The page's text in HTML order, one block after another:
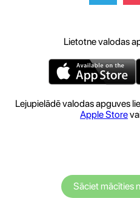
Lietotne valodas
Lejupielādē valodas apguves
Apple Store
Sāciet mācīties